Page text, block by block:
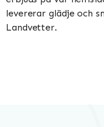
levererar glädje och
Landvetter.